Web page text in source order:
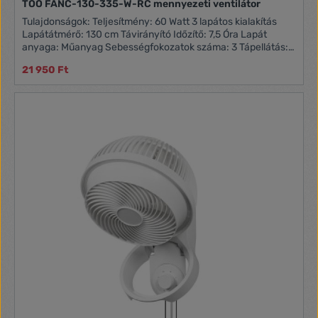
TOO FANC-130-335-W-RC mennyezeti ventilátor
Tulajdonságok: Teljesítmény: 60 Watt 3 lapátos kialakítás
Lapátátmérő: 130 cm Távirányító Időzítő: 7,5 Óra Lapát
anyaga: Műanyag Sebességfokozatok száma: 3 Tápellátás:
Mennyezeti ventilátor Használati útmutató
21 950 Ft